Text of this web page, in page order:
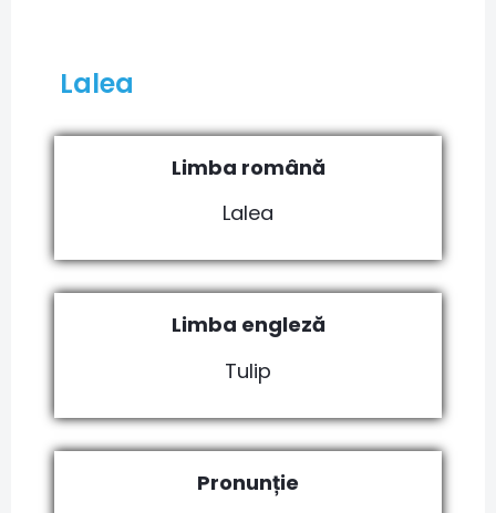
Lalea
Limba română
Lalea
Limba engleză
Tulip
Pronunție